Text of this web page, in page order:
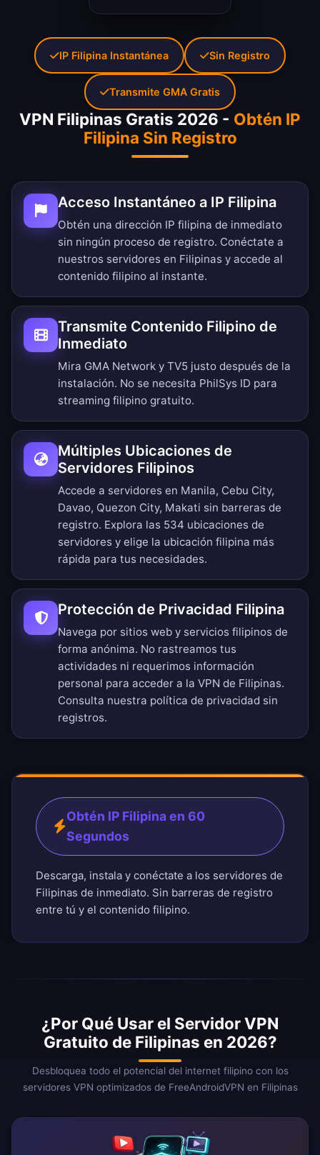
VPN Filipinas Gratis 2026 - Obtén IP
Filipina Sin Registro
Acceso Instantáneo a IP Filipina
Obtén una dirección IP filipina de inmediato
sin ningún proceso de registro. Conéctate a
nuestros servidores en Filipinas y accede al
contenido filipino al instante.
Transmite Contenido Filipino de
Inmediato
Mira GMA Network y TV5 justo después de la
instalación. No se necesita PhilSys ID para
streaming filipino gratuito.
Múltiples Ubicaciones de
Servidores Filipinos
Accede a servidores en Manila, Cebu City,
Davao, Quezon City, Makati sin barreras de
registro. Explora las 534 ubicaciones de
servidores y elige la ubicación filipina más
rápida para tus necesidades.
Protección de Privacidad Filipina
Navega por sitios web y servicios filipinos de
forma anónima. No rastreamos tus
actividades ni requerimos información
personal para acceder a la VPN de Filipinas.
Consulta nuestra política de privacidad sin
registros.
Obtén IP Filipina en 60
Segundos
Descarga, instala y conéctate a los servidores de
Filipinas de inmediato. Sin barreras de registro
entre tú y el contenido filipino.
IP Filipina Instantánea Sin Registro
Transmite GMA Gratis
¿Por Qué Usar el Servidor VPN
Gratuito de Filipinas en 2026?
Desbloquea todo el potencial del internet filipino con los
servidores VPN optimizados de FreeAndroidVPN en Filipinas